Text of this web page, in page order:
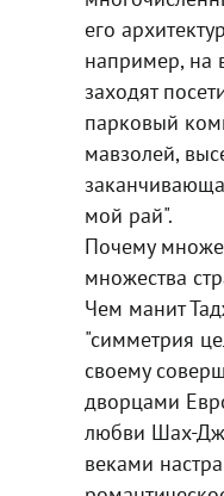
его
например, на
заходят
парковый
мавзолей,
мой рай".
Почему
множества
Чем манит
"симметрия
своему
дворцами
любви Шах-
веками